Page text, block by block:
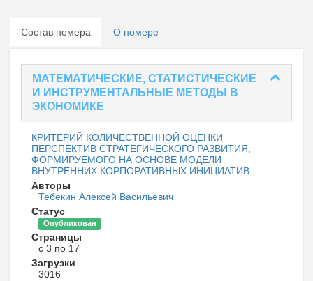
Состав номера О номере
МАТЕМАТИЧЕСКИЕ, СТАТИСТИЧЕСКИЕ
И ИНСТРУМЕНТАЛЬНЫЕ МЕТОДЫ В
ЭКОНОМИКЕ
КРИТЕРИЙ КОЛИЧЕСТВЕННОЙ ОЦЕНКИ
ПЕРСПЕКТИВ СТРАТЕГИЧЕСКОГО РАЗВИТИЯ,
ФОРМИРУЕМОГО НА ОСНОВЕ МОДЕЛИ
ВНУТРЕННИХ КОРПОРАТИВНЫХ ИНИЦИАТИВ
Авторы
Тебекин Алексей Васильевич
Статус
Опубликован
Страницы
с 3 по 17
Загрузки
3016